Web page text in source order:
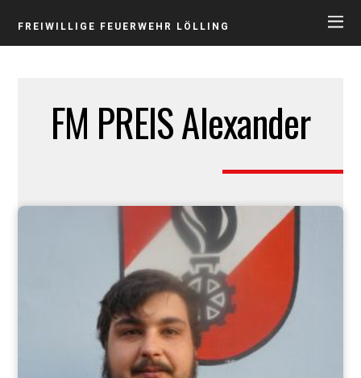
FREIWILLIGE FEUERWEHR LÖLLING
FM PREIS Alexander